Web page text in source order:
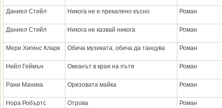
Даниел Стийл Никога не е прекалено късно Роман
Даниел Стийл Никога не казвай никога Роман
Мери Хигинс Кларк Обича музиката, обича да танцува Роман
Нийл Геймън Океанът в края на пътя Роман
Рани Маника Оризовата майка Роман
Нора Робъртс Отрова Роман